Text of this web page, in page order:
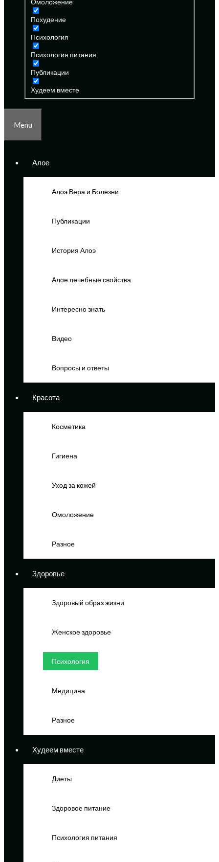
Похудение
Психология
Психология питания
Публикации
Худеем вместе
Menu
Алое
Алоэ Вера и Болезни
Публикации
История Алоэ
Алое лечебные свойства
Интересно знать
Видео
Вопросы и ответы
Красота
Косметика
Гигиена
Уход за кожей
Омоложение
Разное
Здоровье
Здоровый образ жизни
Женское здоровье
Психология
Медицина
Разное
Худеем вместе
Диеты
Здоровое питание
Психология питания